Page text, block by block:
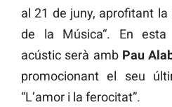
al 21 de juny, aprofitant la
de la Música“. En esta
acústic serà amb Pau
promocionant el seu
“L’amor i la ferocitat”.